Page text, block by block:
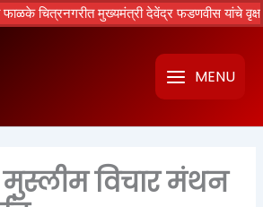
मुख्यमंत्री देवेंद्र फडणवीस यांचे वृक्षारोपण;
MENU
मुस्लीम विचार मंथन